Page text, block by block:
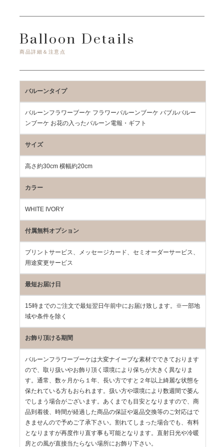
Balloon Details
商品詳細＆注意点
バルーンタイプ
バルーンフラワーブーケ フラワーバルーンブーケ バブルバルー
ンブーケ お花の入ったバルーン電報・ギフト
サイズ
高さ約30cm 横幅約20cm
カラー
WHITE IVORY
付属無料オプション
プリントサービス、メッセージカード、セミオーダーサービス、
用途変更サービス
最短お届け日
15時までのご注文で最短翌日午前中にお届け致します。※一部地
域や条件を除く
お飾り頂ける期間
バルーンフラワーブーケは大変ナイーブな素材でできております
ので、取り扱いやお飾り頂く環境により保ちが大きく異なりま
す。通常、数ヶ月から１年、長い方ですと２年以上綺麗な状態を
保たれている方もおられます。扱い方や環境により数週間で萎ん
でしまう場合がございます。あくまでも目安となりますので、商
品到着後、時間が経過した商品の保証や返品交換等のご対応はで
きませんので予めご了承下さい。割れてしまった場合でも、有料
となりますが再度作り直す事も可能となります。直射日光や冷暖
房との風が直接当たらない場所にお飾り下さい。